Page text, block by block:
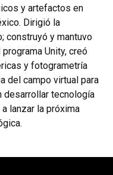
y artefactos en
Dirigió la
construyó y mantuvo
Unity, creó
y fotogrametría
del campo virtual para
desarrollar tecnología
lanzar la próxima